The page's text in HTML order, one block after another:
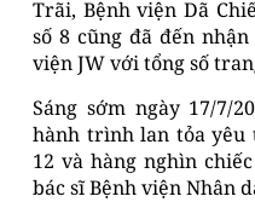
Trãi, Bệnh viện Dã
số 8 cũng đã đến
viện JW với tổng số
Sáng sớm ngày 17/7/
hành trình lan tỏa yêu
12 và hàng nghìn
bác sĩ Bệnh viện Nhân